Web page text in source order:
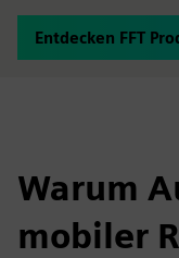
Entdecken FFT
Warum
mobiler